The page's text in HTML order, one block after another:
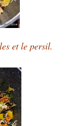
et le persil.